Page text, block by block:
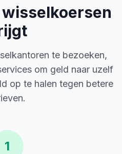
te bezoeken,
om geld naar uzelf
op te halen tegen betere
1